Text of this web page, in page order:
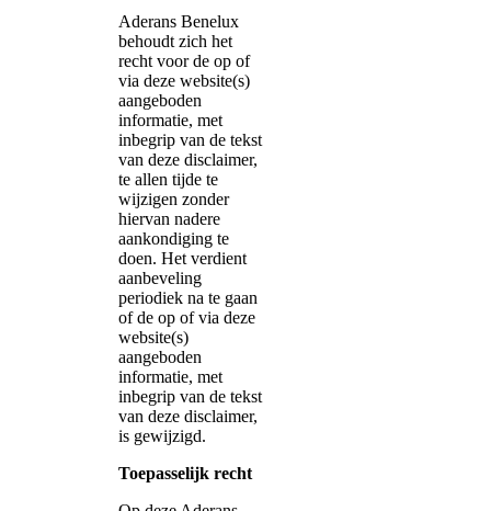
Aderans Benelux
behoudt zich het
recht voor de op of
via deze website(s)
aangeboden
informatie, met
inbegrip van de tekst
van deze disclaimer,
te allen tijde te
wijzigen zonder
hiervan nadere
aankondiging te
doen. Het verdient
aanbeveling
periodiek na te gaan
of de op of via deze
website(s)
aangeboden
informatie, met
inbegrip van de tekst
van deze disclaimer,
is gewijzigd.
Toepasselijk recht